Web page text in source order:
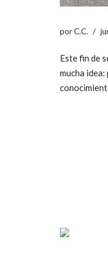
porC.C.
Este fin de
mucha